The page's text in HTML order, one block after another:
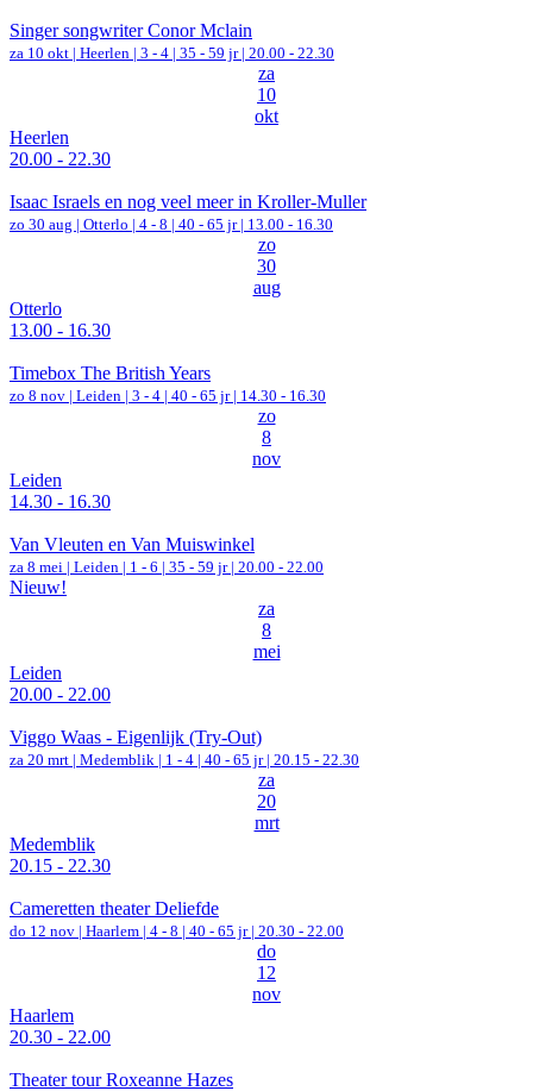
Singer songwriter Conor Mclain
za 10 okt | Heerlen | 3 - 4 | 35 - 59 jr | 20.00 - 22.30
za
10
okt
Heerlen
20.00 - 22.30
Isaac Israels en nog veel meer in Kroller-Muller
zo 30 aug | Otterlo | 4 - 8 | 40 - 65 jr | 13.00 - 16.30
zo
30
aug
Otterlo
13.00 - 16.30
Timebox The British Years
zo 8 nov | Leiden | 3 - 4 | 40 - 65 jr | 14.30 - 16.30
zo
8
nov
Leiden
14.30 - 16.30
Van Vleuten en Van Muiswinkel
za 8 mei | Leiden | 1 - 6 | 35 - 59 jr | 20.00 - 22.00
Nieuw!
za
8
mei
Leiden
20.00 - 22.00
Viggo Waas - Eigenlijk (Try-Out)
za 20 mrt | Medemblik | 1 - 4 | 40 - 65 jr | 20.15 - 22.30
za
20
mrt
Medemblik
20.15 - 22.30
Cameretten theater Deliefde
do 12 nov | Haarlem | 4 - 8 | 40 - 65 jr | 20.30 - 22.00
do
12
nov
Haarlem
20.30 - 22.00
Theater tour Roxeanne Hazes